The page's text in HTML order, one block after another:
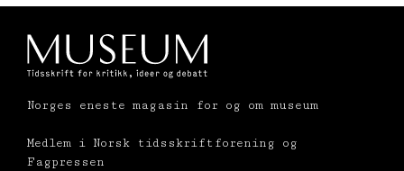
Norges eneste magasin for og om museum
Medlem i Norsk tidsskriftforening og
Fagpressen